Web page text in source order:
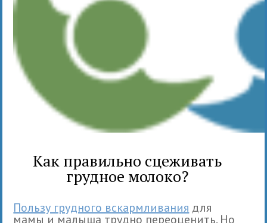
Как правильно сцеживать
грудное молоко?
Пользу грудного вскармливания для
мамы и малыша трудно переоценить. Но